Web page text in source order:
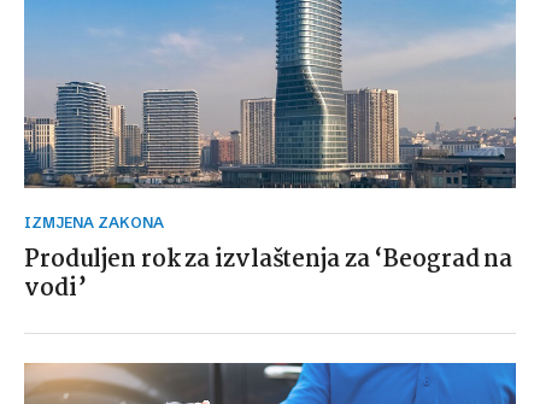
IZMJENA ZAKONA
Produljen rok za izvlaštenja za ‘Beograd na
vodi’